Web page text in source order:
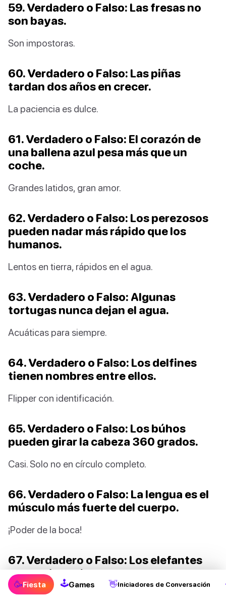
59. Verdadero o Falso: Las fresas no
son bayas.
Son impostoras.
60. Verdadero o Falso: Las piñas
tardan dos años en crecer.
La paciencia es dulce.
61. Verdadero o Falso: El corazón de
una ballena azul pesa más que un
coche.
Grandes latidos, gran amor.
62. Verdadero o Falso: Los perezosos
pueden nadar más rápido que los
humanos.
Lentos en tierra, rápidos en el agua.
63. Verdadero o Falso: Algunas
tortugas nunca dejan el agua.
Acuáticas para siempre.
64. Verdadero o Falso: Los delfines
tienen nombres entre ellos.
Flipper con identificación.
65. Verdadero o Falso: Los búhos
pueden girar la cabeza 360 grados.
Casi. Solo no en círculo completo.
66. Verdadero o Falso: La lengua es el
músculo más fuerte del cuerpo.
¡Poder de la boca!
67. Verdadero o Falso: Los elefantes
no pueden saltar.
La gravedad los ama.
🥳Fiesta 🕹Games 👋Iniciadores de Conversación